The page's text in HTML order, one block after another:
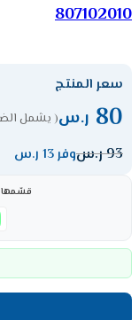
807102010
سعر المنتج
80 ر.س( يشمل
93ر.سوفر 13 ر.س
قسّمها